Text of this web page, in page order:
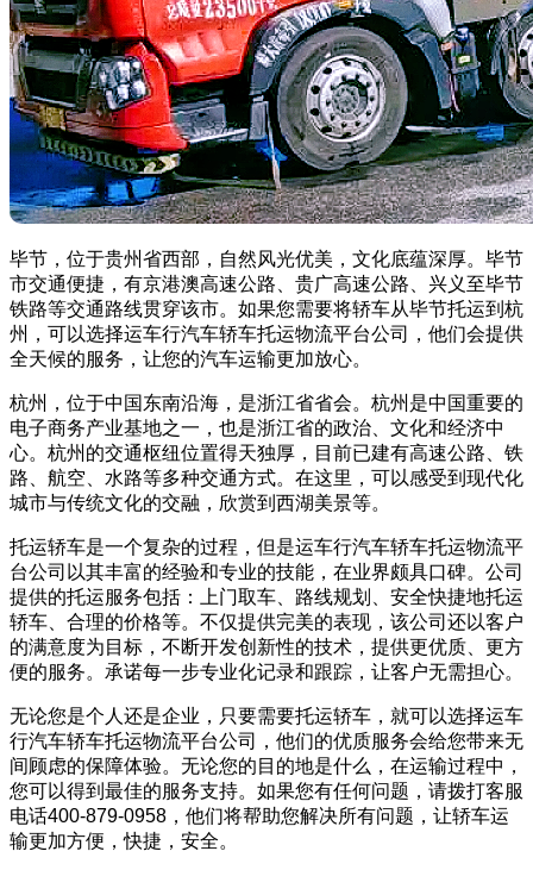
毕节，位于贵州省西部，自然风光优美，文化底蕴深厚。毕节
市交通便捷，有京港澳高速公路、贵广高速公路、兴义至毕节
铁路等交通路线贯穿该市。如果您需要将轿车从毕节托运到杭
州，可以选择运车行汽车轿车托运物流平台公司，他们会提供
全天候的服务，让您的汽车运输更加放心。
杭州，位于中国东南沿海，是浙江省省会。杭州是中国重要的
电子商务产业基地之一，也是浙江省的政治、文化和经济中
心。杭州的交通枢纽位置得天独厚，目前已建有高速公路、铁
路、航空、水路等多种交通方式。在这里，可以感受到现代化
城市与传统文化的交融，欣赏到西湖美景等。
托运轿车是一个复杂的过程，但是运车行汽车轿车托运物流平
台公司以其丰富的经验和专业的技能，在业界颇具口碑。公司
提供的托运服务包括：上门取车、路线规划、安全快捷地托运
轿车、合理的价格等。不仅提供完美的表现，该公司还以客户
的满意度为目标，不断开发创新性的技术，提供更优质、更方
便的服务。承诺每一步专业化记录和跟踪，让客户无需担心。
无论您是个人还是企业，只要需要托运轿车，就可以选择运车
行汽车轿车托运物流平台公司，他们的优质服务会给您带来无
间顾虑的保障体验。无论您的目的地是什么，在运输过程中，
您可以得到最佳的服务支持。如果您有任何问题，请拨打客服
电话400-879-0958，他们将帮助您解决所有问题，让轿车运
输更加方便，快捷，安全。